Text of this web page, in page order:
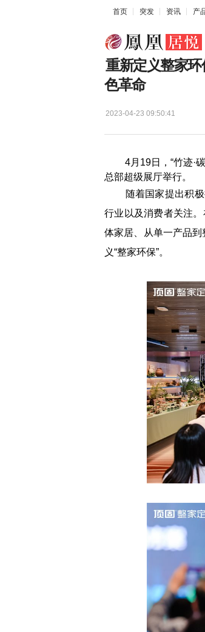
首页 突发 资讯 产
重新定义整家环
色革命
2023-04-23 09:50:41
4月19日，“竹迹·碳
总部超级展厅举行。
随着国家提出积极推
行业以及消费者关注
体家居、从单一产品到
义“整家环保”。